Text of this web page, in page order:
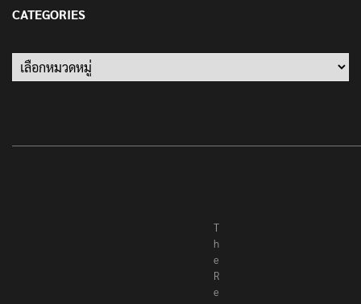
CATEGORIES
Categories
T
h
e
R
e